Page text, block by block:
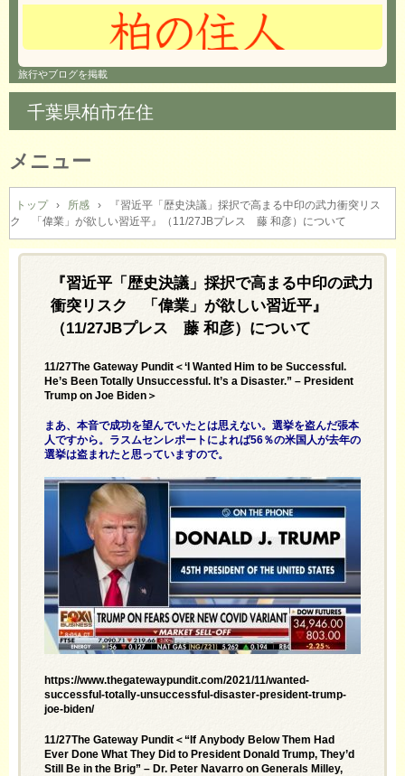
旅行やブログを掲載
千葉県柏市在住
メニュー
コ
ン
テ
ン
ツ
トップ › 所感 ›
『習近平「歴史決議」採択で高まる中印の武力衝突リス
ク 「偉業」が欲しい習近平』（11/27JBプレス 藤 和彦）について
『習近平「歴史決議」採択で高まる中印の武力
衝突リスク 「偉業」が欲しい習近平』
（11/27JBプレス 藤 和彦）について
11/27The Gateway Pundit＜‘I Wanted Him to be Successful.
He’s Been Totally Unsuccessful. It’s a Disaster.” – President
Trump on Joe Biden＞
まあ、本音で成功を望んでいたとは思えない。選挙を盗んだ張本
人ですから。ラスムセンレポートによれば56％の米国人が去年の
選挙は盗まれたと思っていますので。
https://www.thegatewaypundit.com/2021/11/wanted-
successful-totally-unsuccessful-disaster-president-trump-
joe-biden/
11/27The Gateway Pundit＜“If Anybody Below Them Had
Ever Done What They Did to President Donald Trump, They’d
Still Be in the Brig” – Dr. Peter Navarro on Generals Milley,